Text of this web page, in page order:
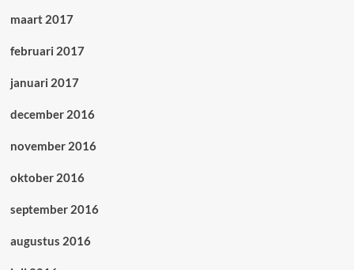
maart 2017
februari 2017
januari 2017
december 2016
november 2016
oktober 2016
september 2016
augustus 2016